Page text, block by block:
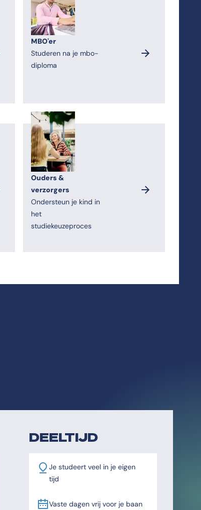
MBO'er
Studeren na je mbo-
diploma
Ouders &
verzorgers
Ondersteun je kind in
het
studiekeuzeproces
DEELTIJD
Je studeert veel in je eigen
tijd
Vaste dagen vrij voor je baan